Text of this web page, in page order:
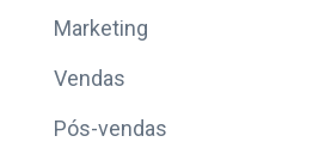
Marketing
Vendas
Pós-vendas